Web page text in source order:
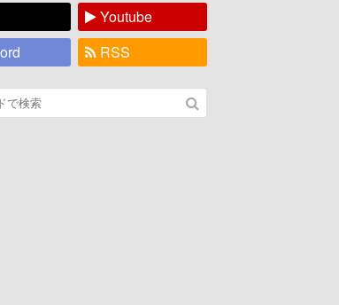
Youtube
RSS